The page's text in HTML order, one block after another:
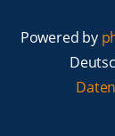
Powered by